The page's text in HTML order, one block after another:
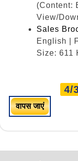
(Content:
View/
Sales
English |
Size: 611
4/
वापस जाएं